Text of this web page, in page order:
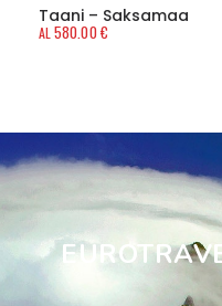
Taani – Saksamaa
580.00€